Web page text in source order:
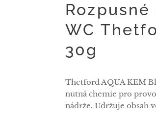
WC
30g
Thetford AQUA KEM
nutná chemie pro
nádrže. Udržuje obsah